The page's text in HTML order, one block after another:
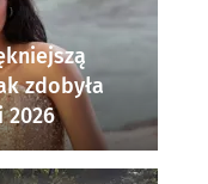
zdobyła
2026